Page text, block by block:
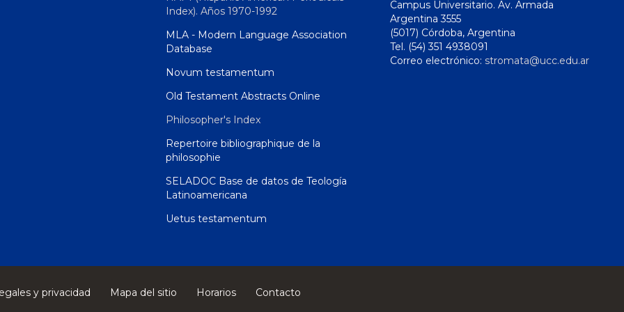
Index). Años 1970-1992
MLA - Modern Language Association
Database
Novum testamentum
Old Testament Abstracts Online
Philosopher's Index
Repertoire bibliographique de la
philosophie
SELADOC Base de datos de Teología
Latinoamericana
Uetus testamentum
Campus Universitario. Av. Armada
Argentina 3555
(5017) Córdoba, Argentina
Tel. (54) 351 4938091
Correo electrónico: stromata@ucc.edu.ar
y privacidad Mapa del sitio Horarios
Contacto